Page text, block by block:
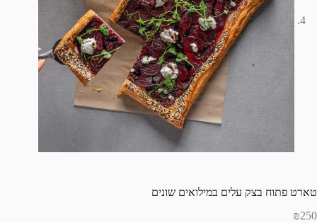
טארט פתוח בצק עלים במילואים שונים
₪250